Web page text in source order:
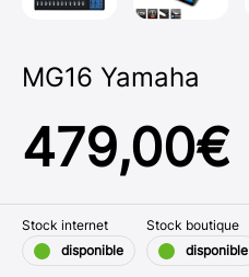
MG16 Yamaha
479,00€
Stock internet
disponible
Stock boutique
disponible